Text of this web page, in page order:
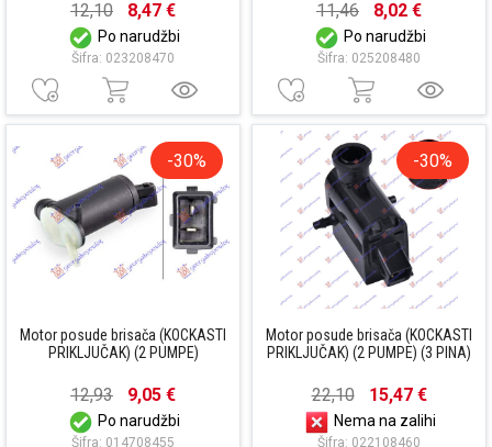
12,10 8,47 €
Po narudžbi
Šifra: 023208470
11,46 8,02 €
Po narudžbi
Šifra: 025208480
-30%
Motor posude brisača (KOCKASTI
PRIKLJUČAK) (2 PUMPE)
12,93 9,05 €
Po narudžbi
Šifra: 014708455
-30%
Motor posude brisača (KOCKASTI
PRIKLJUČAK) (2 PUMPE) (3 PINA)
22,10 15,47 €
Nema na zalihi
Šifra: 022108460